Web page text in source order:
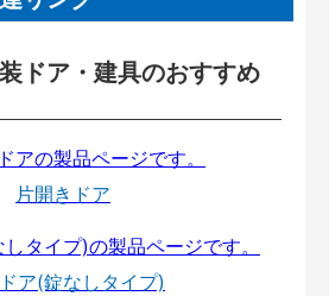
ドア・建具のおすすめ
片開きドア
ア(錠なしタイプ)